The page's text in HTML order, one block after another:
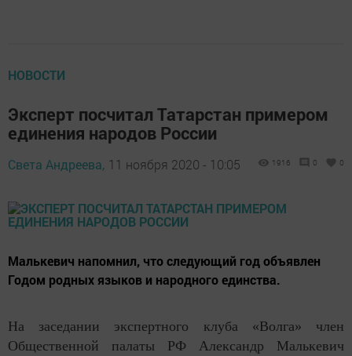
НОВОСТИ
Эксперт посчитал Татарстан примером
единения народов России
Света Андреева, 11 ноября 2020 - 10:05 1916 0 0
Малькевич напомнил, что следующий год объявлен
Годом родных языков и народного единства.
На заседании экспертного клуба «Волга» член
Общественной палаты РФ Александр Малькевич